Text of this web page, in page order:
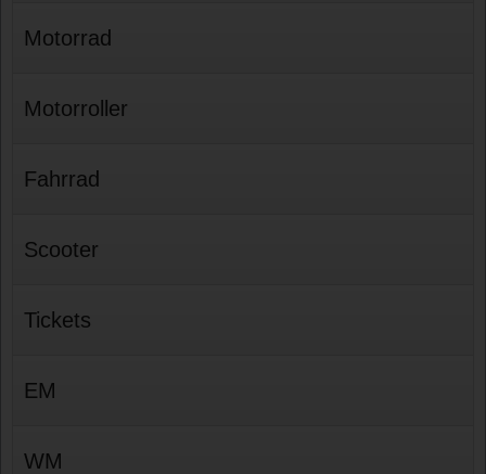
Motorrad
Motorroller
Fahrrad
Scooter
Tickets
EM
WM